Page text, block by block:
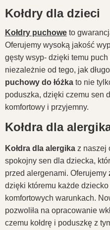
Kołdry dla dzieci
Kołdry puchoweto
Oferujemy wysoką jakość
gęsty wsyp- dzięki temu
niezależnie od tego, jak
puchowy do łóżkato nie
poduszka, dzięki czemu sen
komfortowy i przyjemny.
Kołdra dla
Kołdra dla alergikaz naszej
spokojny sen dla dziecka,
przed alergenami. Oferujemy
dzięki któremu każde
komfortowych warunkach.
pozwoliła na opracowanie
czemu kołdrę i poduszkę z